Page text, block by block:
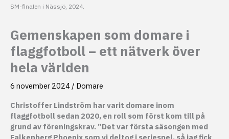
SM-finalen i Nässjö, 2024.
Gemenskapen som domare i
flaggfotboll – ett nätverk över
hela världen
6 november 2024 / Domare
Christoffer Lindström har varit domare inom
flaggfotboll sedan 2020, en roll som först kom till på
grund av föreningskrav. ”Det var första säsongen med